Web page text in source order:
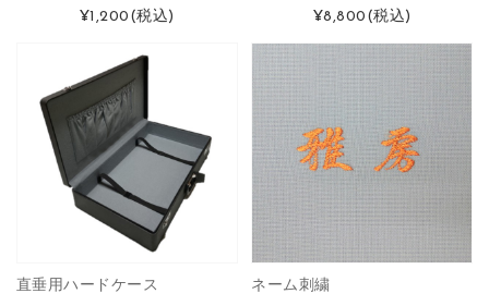
¥1,200 (税込) ¥8,800 (税込)
直垂用ハードケース ネーム刺繍